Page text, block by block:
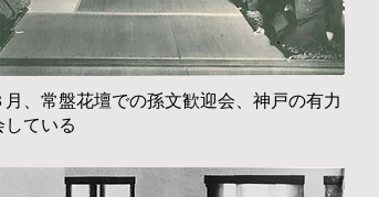
月、常盤花壇での孫文歓迎会、神戸の有力
ている